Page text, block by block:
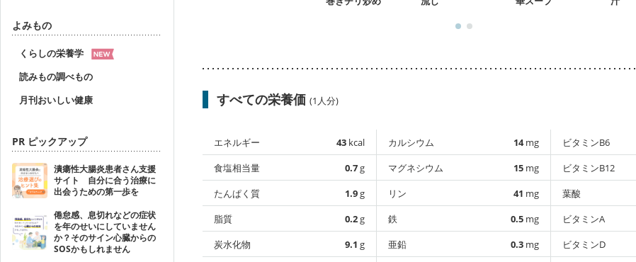
よみもの
くらしの栄養学
読みもの調べもの
月刊おいしい健康
PR ピックアップ
潰瘍性大腸炎患者さん支援
サイト 自分に合う治療に
出会うための第一歩を
倦怠感、息切れなどの症状
を年のせいにしていません
か？そのサイン心臓からの
SOSかもしれません
すべての栄養価 (1人分)
エネルギー 43 kcal
食塩相当量
0.7g
たんぱく質
1.9g
脂質
0.2g
炭水化物
9.1 g
カルシウム 14mg
マグネシウム
15 mg
リン
41 mg
鉄
0.5 mg
亜鉛
0.3 mg
ビタミンB6
ビタミンB12
葉酸
ビタミンA
ビタミンD